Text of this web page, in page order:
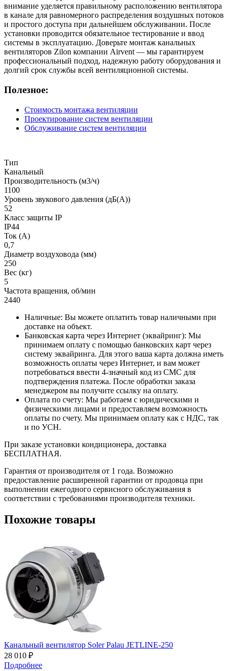
внимание уделяется правильному расположению вентилятора
в канале для равномерного распределения воздушных потоков
и простого доступа при дальнейшем обслуживании. После
установки проводится обязательное тестирование и ввод
системы в эксплуатацию. Доверьте монтаж канальных
вентиляторов Zilon компании Airvent — мы гарантируем
профессиональный подход, надежную работу оборудования и
долгий срок службы всей вентиляционной системы.
Полезное:
Стоимость монтажа вентиляции
Проектирование систем вентиляции
Обслуживание систем вентиляции
Тип
Канальный
Производительность (м3/ч)
1100
Уровень звукового давления (дБ(А))
52
Класс защиты IP
IP44
Ток (А)
0,7
Диаметр воздуховода (мм)
250
Вес (кг)
5
Частота вращения, об/мин
2440
Наличные: Вы можете оплатить товар наличными при
доставке на объект.
Банковская карта через Интернет (эквайринг): Мы
принимаем оплату с помощью банковских карт через
систему эквайринга. Для этого ваша карта должна иметь
возможность оплаты через Интернет, и вам может
потребоваться ввести 4-значный код из СМС для
подтверждения платежа. После обработки заказа
менеджером вы получите ссылку на оплату.
Оплата по счету: Мы работаем с юридическими и
физическими лицами и предоставляем возможность
оплаты по счету. Мы принимаем оплату как с НДС, так
и по УСН.
При заказе установки кондиционера, доставка
БЕСПЛАТНАЯ.
Гарантия от производителя от 1 года. Возможно
предоставление расширенной гарантии от продовца при
выполнении ежегодного сервисного обслуживания в
соответствии с требованиями производителя техники.
Похожие товары
Канальный вентилятор Soler Palau JETLINE-250
28 010 ₽
Подробнее